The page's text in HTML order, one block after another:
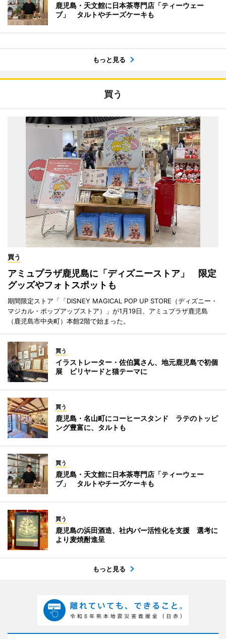
鹿児島・天文館に日本茶専門店「ティーウェー
ブ」 タルトやチーズケーキも
もっと見る
買う
買う
アミュプラザ鹿児島に「ディズニーストア」 限定
グッズやフォトスポットも
期間限定ストア「「DISNEY MAGICAL POP UP STORE（ディズニー・
マジカル・ポップアップストア）」が1月19日、アミュプラザ鹿児島
（鹿児島市中央町）本館2階で始まった。
買う
イラストレーター・佐伯翼さん、地元鹿児島で初個
展 ビリヤードと猫テーマに
買う
鹿児島・名山町にコーヒースタンド ラテのトッピ
ング豊富に、タルトも
買う
鹿児島・天文館に日本茶専門店「ティーウェー
ブ」 タルトやチーズケーキも
買う
鹿児島の浜田酒造、社内バー活性化を支援 選考に
より麦焼酎進呈
もっと見る